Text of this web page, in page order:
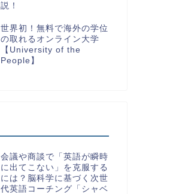
説！
世界初！無料で海外の学位
の取れるオンライン大学
【University of the
People】
会議や商談で「英語が瞬時
に出てこない」を克服する
には？脳科学に基づく次世
代英語コーチング「シャベ